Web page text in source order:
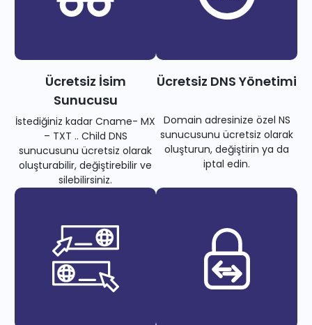
Ücretsiz İsim
Sunucusu
İstediğiniz kadar Cname- MX
– TXT .. Child DNS
sunucusunu ücretsiz olarak
oluşturabilir, değiştirebilir ve
silebilirsiniz.
Ücretsiz DNS Yönetimi
Domain adresinize özel NS
sunucusunu ücretsiz olarak
oluşturun, değiştirin ya da
iptal edin.